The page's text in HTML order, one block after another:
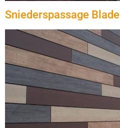
Sniederspassage Bladel